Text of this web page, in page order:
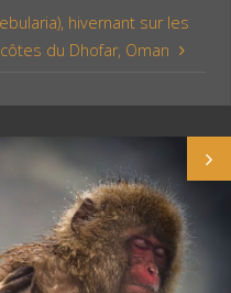
hivernant sur les
côtes du Dhofar, Oman